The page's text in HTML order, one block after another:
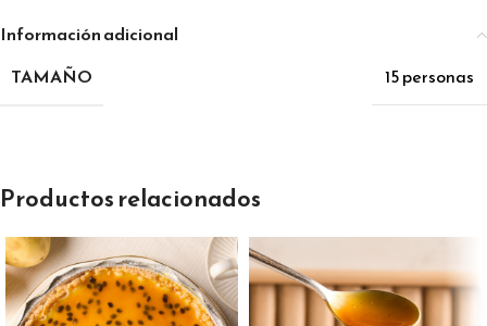
Información adicional
TAMAÑO
15 personas
Productos relacionados